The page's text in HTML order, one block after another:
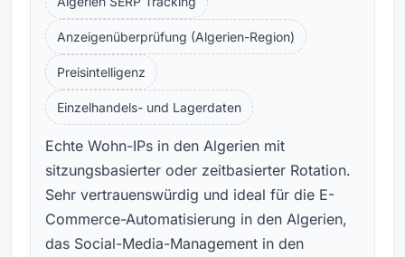
Anzeigenüberprüfung (Algerien-Region)
Preisintelligenz
Einzelhandels- und Lagerdaten
Echte Wohn-IPs in den Algerien mit
sitzungsbasierter oder zeitbasierter Rotation.
Sehr vertrauenswürdig und ideal für die E-
Commerce-Automatisierung in den Algerien,
das Social-Media-Management in den